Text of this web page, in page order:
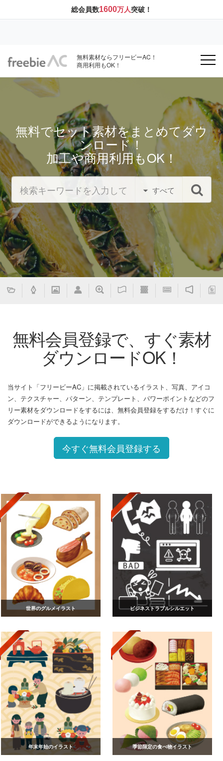
総会員数1600万人突破！
無料素材ならフリービーAC！
商用利用もOK！
無料でセット素材をまとめてダウ
ンロード！
加工や商用利用もOK！
すべて
無料会員登録で、すぐ素材
ダウンロードOK！
当サイト「フリービーAC」に掲載されているイラスト、写真、アイコ
ン、テクスチャー、パターン、テンプレート、パワーポイントなどのフ
リー素材をダウンロードをするには、無料会員登録をするだけ！すぐに
ダウンロードができるようになります。
今すぐ無料会員登録する
世界のグルメイラスト ビジネストラブルシルエット
年末年始のイラスト 季節限定の食べ物イラスト